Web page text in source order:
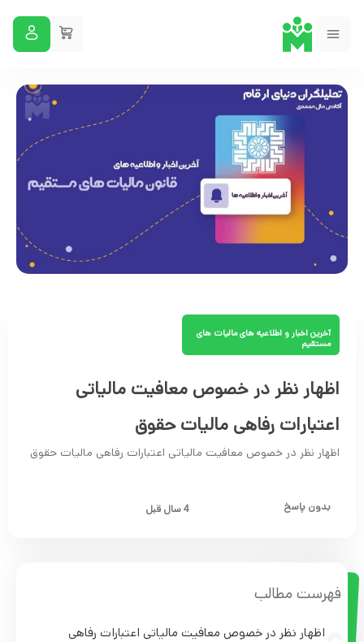
آخرین اخبار و اطلاعیه های مالیات های
مستقیم
اظهار نظر در خصوص معافیت مالیاتی
اعتبارات رفاهی مالیات حقوق
اظهار نظر در خصوص معافیت مالیاتی اعتبارات رفاهی مالیات حقوق
بدون پاسخ 4 سال قبل
فهرست مطالب
اظهار نظر در خصوص معافیت مالیاتی اعتبارات رفاهی